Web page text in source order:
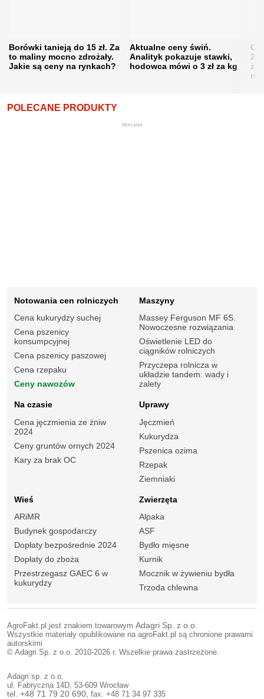
Borówki tanieją do 15 zł. Za
to maliny mocno zdrożały.
Jakie są ceny na rynkach?
Aktualne ceny świń.
Analityk pokazuje stawki,
hodowca mówi o 3 zł za kg
POLECANE PRODUKTY
REKLAMA
Notowania cen rolniczych
Cena kukurydzy suchej
Cena pszenicy
konsumpcyjnej
Cena pszenicy paszowej
Cena rzepaku
Ceny nawozów
Maszyny
Massey Ferguson MF 6S.
Nowoczesne rozwiązania
Oświetlenie LED do
ciągników rolniczych
Przyczepa rolnicza w
układzie tandem: wady i
zalety
Na czasie
Cena jęczmienia ze żniw
2024
Ceny gruntów ornych 2024
Kary za brak OC
Uprawy
Jęczmień
Kukurydza
Pszenica ozima
Rzepak
Ziemniaki
Wieś
ARiMR
Budynek gospodarczy
Dopłaty bezpośrednie 2024
Dopłaty do zboża
Przestrzegasz GAEC 6 w
kukurydzy
Zwierzęta
Alpaka
ASF
Bydło mięsne
Kurnik
Mocznik w żywieniu bydła
Trzoda chlewna
AgroFakt.pl jest znakiem towarowym Adagri Sp. z o.o.
Wszystkie materiały opublikowane na agroFakt.pl są chronione prawami
autorskimi
© Adagri Sp. z o.o. 2010-2026 r. Wszelkie prawa zastrzeżone.
Adagri sp. z o.o.
ul. Fabryczna 14D, 53-609 Wrocław
tel. +48 71 79 20 690 , fax. +48 71 34 97 335